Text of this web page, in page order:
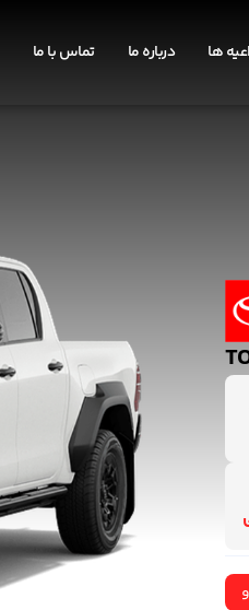
ها درباره ما تماس با ما